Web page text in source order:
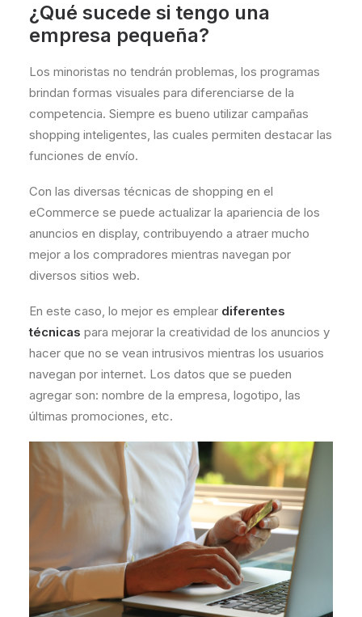
¿Qué sucede si tengo una
empresa pequeña?
Los minoristas no tendrán problemas, los programas
brindan formas visuales para diferenciarse de la
competencia. Siempre es bueno utilizar campañas
shopping inteligentes, las cuales permiten destacar las
funciones de envío.
Con las diversas técnicas de shopping en el
eCommerce se puede actualizar la apariencia de los
anuncios en display, contribuyendo a atraer mucho
mejor a los compradores mientras navegan por
diversos sitios web.
En este caso, lo mejor es emplear diferentes
técnicas para mejorar la creatividad de los anuncios y
hacer que no se vean intrusivos mientras los usuarios
navegan por internet. Los datos que se pueden
agregar son: nombre de la empresa, logotipo, las
últimas promociones, etc.